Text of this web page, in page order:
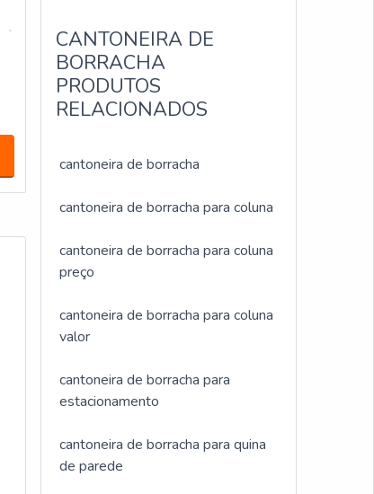
CANTONEIRA DE
BORRACHA
PRODUTOS
RELACIONADOS
cantoneira de borracha
cantoneira de borracha para coluna
cantoneira de borracha para coluna
preço
cantoneira de borracha para coluna
valor
cantoneira de borracha para
estacionamento
cantoneira de borracha para quina
de parede